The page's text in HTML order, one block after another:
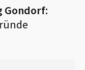
Gondorf: